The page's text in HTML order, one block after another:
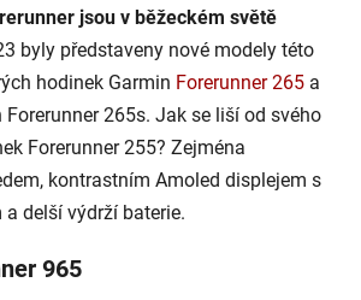
jsou v běžeckém světě
byly představeny nové modely této
hodinek Garmin Forerunner 265 a
Forerunner 265s. Jak se liší od svého
Forerunner 255? Zejména
kontrastním Amoled displejem s
delší výdrží baterie.
965